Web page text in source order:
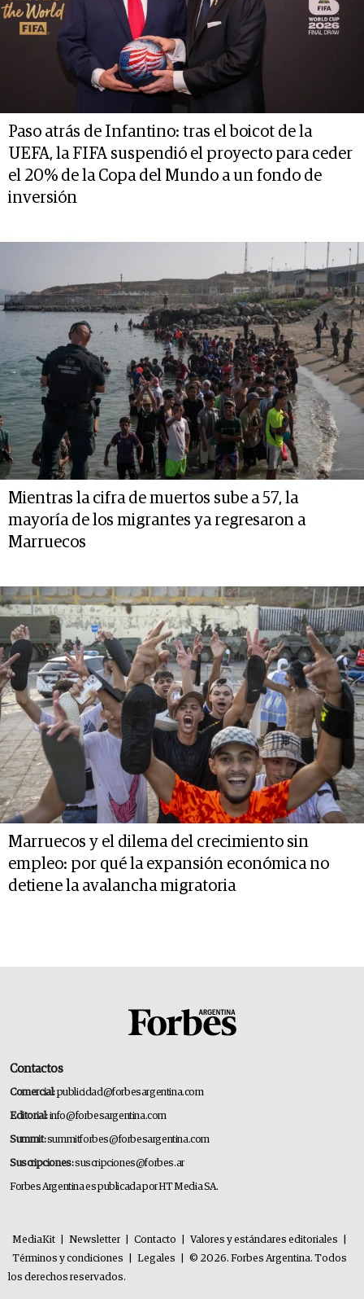
Paso atrás de Infantino: tras el boicot de la
UEFA, la FIFA suspendió el proyecto para ceder
el 20% de la Copa del Mundo a un fondo de
inversión
Mientras la cifra de muertos sube a 57, la
mayoría de los migrantes ya regresaron a
Marruecos
Marruecos y el dilema del crecimiento sin
empleo: por qué la expansión económica no
detiene la avalancha migratoria
Contactos
Comercial:publicidad@forbesargentina.com
Editorial:info@forbesargentina.com
Summit:summitforbes@forbesargentina.com
Suscripciones:suscripciones@forbes.ar
Forbes Argentina es publicada por HT Media SA.
MediaKit Newsletter Contacto Valores y estándares editoriales
Términos y condiciones
Legales
© 2026. Forbes Argentina. Todos
los derechos reservados.